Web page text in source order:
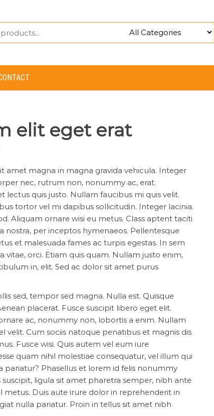
elit eget erat
amet magna in magna gravida vehicula. Integer
nec, rutrum non, nonummy ac, erat.
lectus quis justo. Nullam faucibus mi quis velit.
tortor vel mi dapibus sollicitudin. Integer lacinia.
Aliquam ornare wisi eu metus. Class aptent taciti
per inceptos hymenaeos. Pellentesque
et malesuada fames ac turpis egestas. In sem
orci. Etiam quis quam. Nullam justo enim,
in, elit. Sed ac dolor sit amet purus
sed, tempor sed magna. Nulla est. Quisque
placerat. Fusce suscipit libero eget elit.
ac, nonummy non, lobortis a enim. Nullam
velit. Cum sociis natoque penatibus et magnis dis
Fusce wisi. Quis autem vel eum iure
quam nihil molestiae consequatur, vel illum qui
Phasellus et lorem id felis nonummy
ligula sit amet pharetra semper, nibh ante
metus. Duis aute irure dolor in reprehenderit in
nulla pariatur. Proin in tellus sit amet nibh